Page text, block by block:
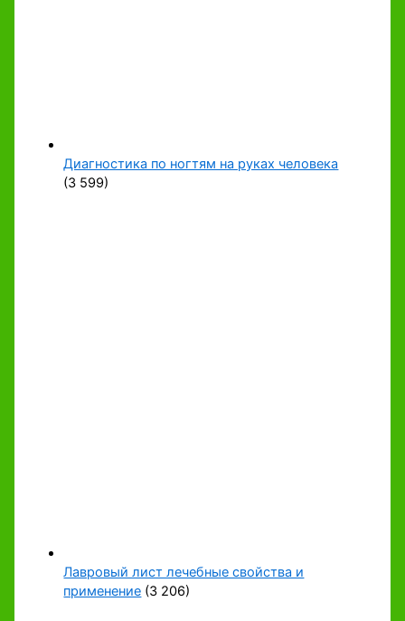
Диагностика по ногтям на руках человека
(3 599)
Лавровый лист лечебные свойства и
применение (3 206)